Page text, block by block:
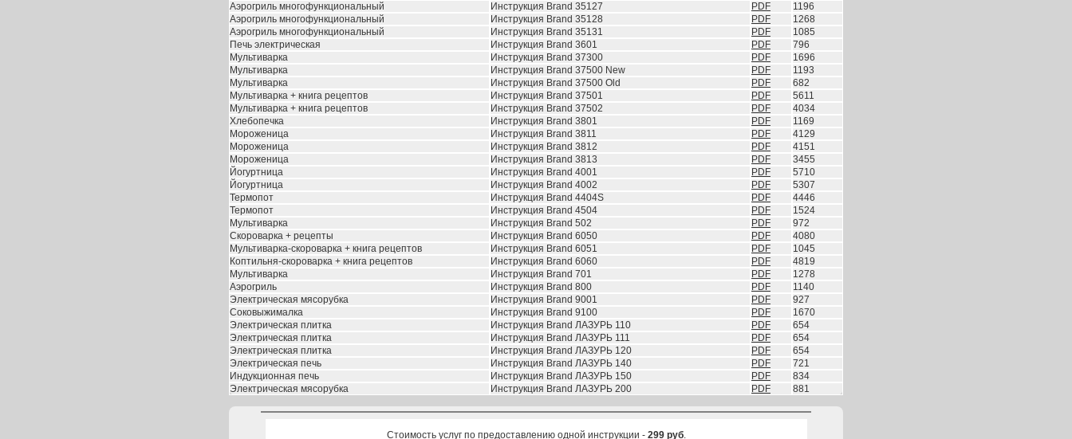
Аэрогриль многофункциональный
Инструкция Brand 35127 PDF
1196
Аэрогриль многофункциональный
Инструкция Brand 35128 PDF
1268
Аэрогриль многофункциональный
Инструкция Brand 35131 PDF
1085
Печь электрическая
Инструкция Brand 3601 PDF
796
Мультиварка
Инструкция Brand 37300 PDF
1696
Мультиварка
Инструкция Brand 37500 New PDF
1193
Мультиварка
Инструкция Brand 37500 Old PDF
682
Мультиварка + книга рецептов
Инструкция Brand 37501 PDF
5611
Мультиварка + книга рецептов
Инструкция Brand 37502 PDF
4034
Хлебопечка
Инструкция Brand 3801 PDF
1169
Мороженица
Инструкция Brand 3811 PDF
4129
Мороженица
Инструкция Brand 3812 PDF
4151
Мороженица
Инструкция Brand 3813 PDF
3455
Йогуртница
Инструкция Brand 4001 PDF
5710
Йогуртница
Инструкция Brand 4002 PDF
5307
Термопот
Инструкция Brand 4404S PDF
4446
Термопот
Инструкция Brand 4504 PDF
1524
Мультиварка
Инструкция Brand 502 PDF
972
Скороварка + рецепты
Инструкция Brand 6050 PDF
4080
Мультиварка-скороварка + книга рецептов
Инструкция Brand 6051 PDF
1045
Коптильня-скороварка + книга рецептов
Инструкция Brand 6060 PDF
4819
Мультиварка
Инструкция Brand 701 PDF
1278
Аэрогриль
Инструкция Brand 800 PDF
1140
Электрическая мясорубка
Инструкция Brand 9001 PDF
927
Соковыжималка
Инструкция Brand 9100 PDF
1670
Электрическая плитка
Инструкция Brand ЛАЗУРЬ 110 PDF
654
Электрическая плитка
Инструкция Brand ЛАЗУРЬ 111 PDF
654
Электрическая плитка
Инструкция Brand ЛАЗУРЬ 120 PDF
654
Электрическая печь
Инструкция Brand ЛАЗУРЬ 140 PDF
721
Индукционная печь
Инструкция Brand ЛАЗУРЬ 150 PDF
834
Электрическая мясорубка
Инструкция Brand ЛАЗУРЬ 200 PDF 881
Стоимость услуг по предоставлению одной инструкции - 299 руб.